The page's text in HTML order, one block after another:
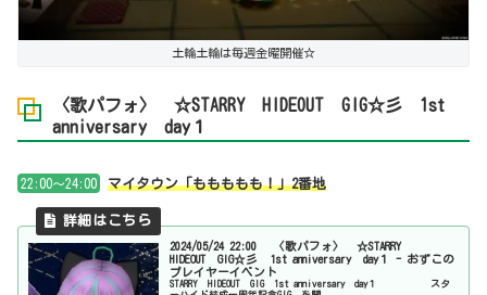
土輪土輪は毎週金曜開催☆
〈歌パフォ〉 ☆STARRY HIDEOUT GIG☆彡 1st
anniversary day１
22:00～24:00 マイタウン「ももももも！」2番地
2024/05/24 22:00 〈歌パフォ〉 ☆STARRY
HIDEOUT GIG☆彡 1st anniversary day１ - おずこの
プレイヤーイベント
STARRY HIDEOUT GIG 1st anniversary day１ スタ